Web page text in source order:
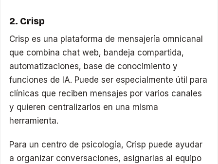
2. Crisp
Crisp es una plataforma de mensajería omnicanal
que combina chat web, bandeja compartida,
automatizaciones, base de conocimiento y
funciones de IA. Puede ser especialmente útil para
clínicas que reciben mensajes por varios canales
y quieren centralizarlos en una misma
herramienta.
Para un centro de psicología, Crisp puede ayudar
a organizar conversaciones, asignarlas al equipo